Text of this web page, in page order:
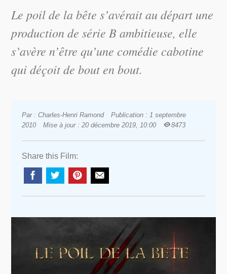
Le poil de la bête s’avérait au départ une
production de série B ambitieuse, elle
s’avère n’être qu’une comédie cabotine
qui déçoit de bout en bout.
Par : Charles-Henri Ramond
Publication : 1 septembre
2010
Mise à jour : 20 décembre 2019, 10:00 8473
Share this Film: